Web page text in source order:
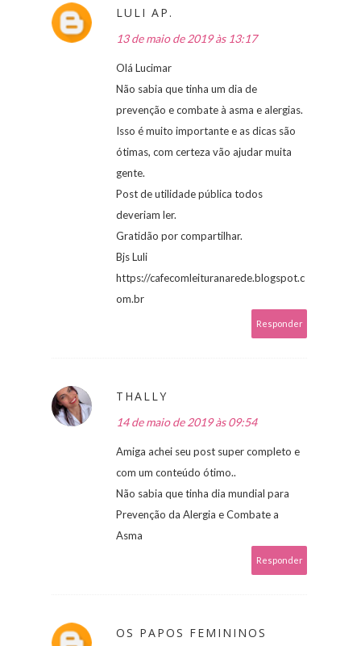
LULI AP.
13 de maio de 2019 às 13:17
Olá Lucimar
Não sabia que tinha um dia de
prevenção e combate à asma e alergias.
Isso é muito importante e as dicas são
ótimas, com certeza vão ajudar muita
gente.
Post de utilidade pública todos
deveriam ler.
Gratidão por compartilhar.
Bjs Luli
https://cafecomleituranarede.blogspot.c
om.br
Responder
THALLY
14 de maio de 2019 às 09:54
Amiga achei seu post super completo e
com um conteúdo ótimo..
Não sabia que tinha dia mundial para
Prevenção da Alergia e Combate a
Asma
Responder
OS PAPOS FEMININOS